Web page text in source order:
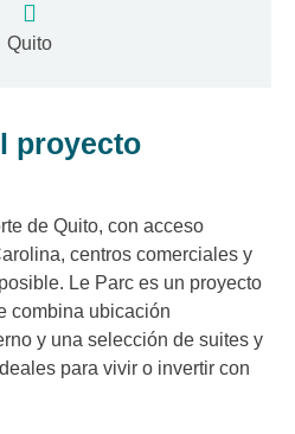
Quito
proyecto
de Quito, con acceso
centros comerciales y
Le Parc es un proyecto
combina ubicación
y una selección de suites y
para vivir o invertir con